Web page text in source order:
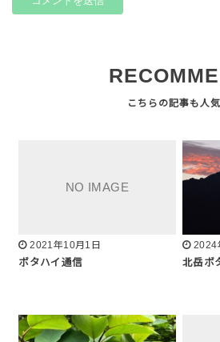
2021年10月1日
ボタハイ通信
2024
北岳ボ